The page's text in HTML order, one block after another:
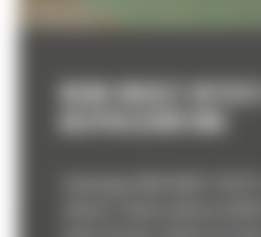
REAR OBJECT